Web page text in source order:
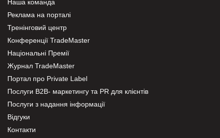
Наша команда
Реклама на порталі
Тренінговий центр
Конференції TradeMaster
Національні Премії
Журнал TradeMaster
Портал про Private Label
Послуги В2В- маркетингу та PR для клієнтів
Послуги з надання інформації
Відгуки
Контакти